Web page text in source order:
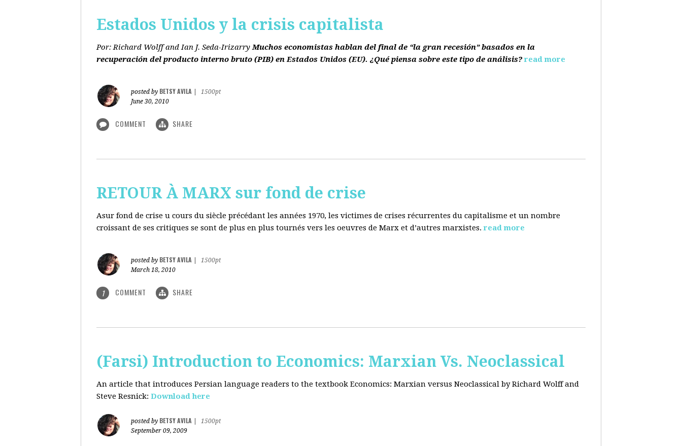
Estados Unidos y la crisis capitalista
Por: Richard Wolff and Ian J. Seda-Irizarry Muchos economistas hablan del final de “la gran recesión” basados en la
recuperación del producto interno bruto (PIB) en Estados Unidos (EU). ¿Qué piensa sobre este tipo de análisis? read more
posted by BETSY AVILA
1500pt
June 30, 2010
COMMENT SHARE
RETOUR À MARX sur fond de crise
Asur fond de crise u cours du siècle précédant les années 1970, les victimes de crises récurrentes du capitalisme et un nombre
croissant de ses critiques se sont de plus en plus tournés vers les oeuvres de Marx et d’autres marxistes. read more
posted by BETSY AVILA
1500pt
March 18, 2010
1 COMMENT SHARE
(Farsi) Introduction to Economics: Marxian Vs. Neoclassical
An article that introduces Persian language readers to the textbook Economics: Marxian versus Neoclassical by Richard Wolff and
Steve Resnick: Download here
posted by BETSY AVILA
1500pt
September 09, 2009